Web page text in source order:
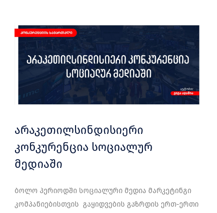
არაკეთილსინდისიერი
კონკურენცია სოციალურ
მედიაში
ბოლო პერიოდში სოციალური მედია მარკეტინგი
კომპანიებისთვის გაყიდვების გაზრდის ერთ-ერთი